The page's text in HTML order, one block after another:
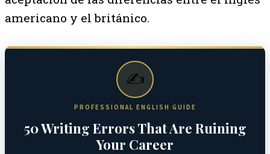
americano y el británico.
✍️
PROFESSIONAL ENGLISH GUIDE
50 Writing Errors That Are Ruining
Your Career